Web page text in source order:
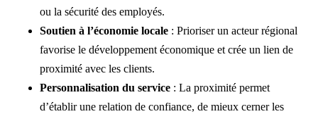
ou la sécurité des employés.
Soutien à l’économie locale : Prioriser un acteur régional
favorise le développement économique et crée un lien de
proximité avec les clients.
Personnalisation du service : La proximité permet
d’établir une relation de confiance, de mieux cerner les